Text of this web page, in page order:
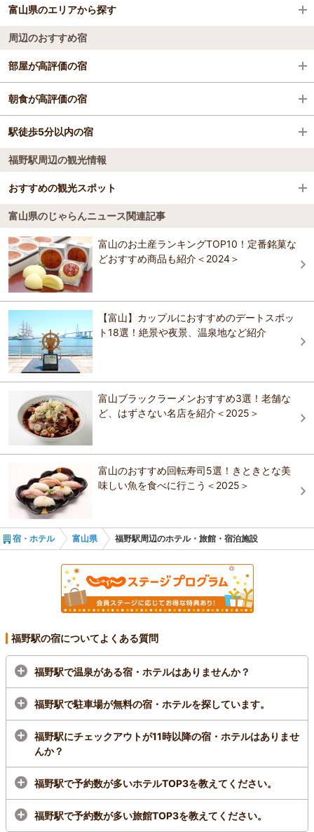
砺波駅
小杉駅
石動駅
高儀駅
伏木駅
越中国分駅
瑞龍寺
立山黒部アルペンルート【富山県側】
富山市ファミリーパーク
高岡大仏
海王丸パーク
称名滝
チューリップ四季彩館
富山空港
富山県のエリアから探す
富山
周辺のおすすめ宿
部屋が高評価の宿
アパホテル〈高岡駅前〉
天然温泉 東風の湯 スーパーホテル富山・射水
プ）
ホテルニューオータニ高岡
天然温泉浜辺の宿あさひや
アパホテル〈高岡丸の内〉2026年5月リニューア
氷見天然温泉 ルートイングランティア氷見 和蔵の
宿
【雨晴】海辺の宿 女岩荘
Hashimotoya
氷見温泉郷 魚巡りの宿 永芳閣(ＢＢＨホテルグ
ループ)
朝食が高評価の宿
天然温泉 東風の湯 スーパーホテル富山・射水
高岡マンテンホテル駅前（マンテンホテルグルー
プ）
ホテルニューオータニ高岡
天然温泉浜辺の宿あさひや
ホテルセブンセブン高岡
氷見天然温泉 ルートイングランティア氷見 和蔵の
宿
【雨晴】海辺の宿 女岩荘
ふるさと民宿 河内屋
Hashimotoya
駅徒歩5分以内の宿
アパホテル〈高岡駅前〉
天然温泉 東風の湯 スーパーホテル富山・射水
高岡マンテンホテル駅前（マンテンホテルグルー
プ）
ホテルニューオータニ高岡
ホテルクラウンヒルズ高岡駅前（BBHホテルグルー
プ）
天然温泉浜辺の宿あさひや
ホテルセブンセブン高岡
ホテル・アルファ－ワン高岡
民宿竹や
スマイルホテル高岡駅前
福野駅周辺の観光情報
おすすめの観光スポット
瑞龍寺
4.3
明和折衷様式の仏殿や法堂・総門を残す。高岡の開祖前田利長の菩提
寺、曹洞宗の名刹。仏殿・法堂・山門が県内で初めて国宝に指定され
ている。壮大な伽藍配置様式の豪壮にして典雅な美しさに圧倒され
る。 【料金】 大人: 500円 団体400円 高校生: 200円 団体150円 中学
生: 200円 団体150円 小学生: 100円 団体70円 備考: 団体割引30名から
おすすめの観光スポットガイドを見る
富山県のじゃらんニュース関連記事
富山のお土産ランキングTOP10！定番銘菓な
どおすすめ商品も紹介＜2024＞
【富山】カップルにおすすめのデートスポッ
ト18選！絶景や夜景、温泉地など紹介
富山ブラックラーメンおすすめ3選！老舗な
ど、はずさない名店を紹介＜2025＞
富山のおすすめ回転寿司5選！きときとな美
味しい魚を食べに行こう＜2025＞
宿・ホテル 富山県 福野駅周辺のホテル・旅館・宿泊施設
福野駅の宿についてよくある質問
福野駅で温泉がある宿・ホテルはありませんか？
福野駅で駐車場が無料の宿・ホテルを探しています。
福野駅にチェックアウトが11時以降の宿・ホテルはありませ
んか？
福野駅で予約数が多いホテルTOP3を教えてください。
福野駅で予約数が多い旅館TOP3を教えてください。